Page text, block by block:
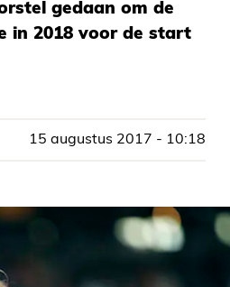
gedaan om de
in 2018 voor de start
15 augustus 2017 - 10:18